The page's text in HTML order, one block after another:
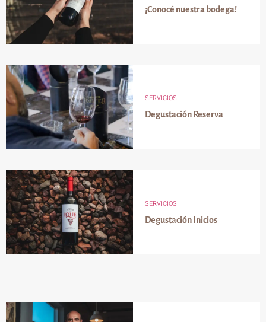
¡Conocé nuestra bodega!
SERVICIOS
Degustación Reserva
SERVICIOS
Degustación Inicios